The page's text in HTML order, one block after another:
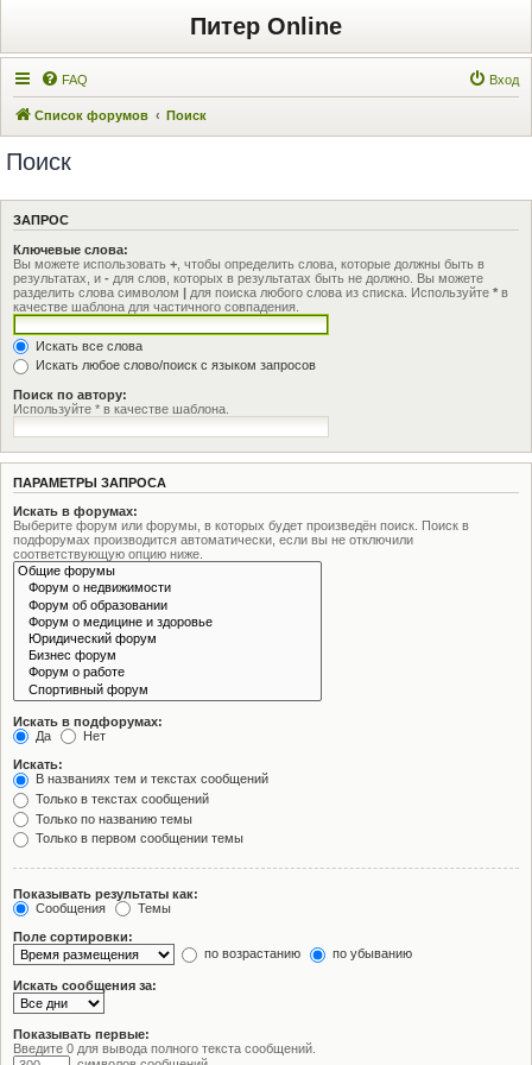
Питер Online
FAQ Вход
Список форумов Поиск
Поиск
ЗАПРОС
Ключевые слова:
Вы можете использовать + , чтобы определить слова, которые должны быть в
результатах, и - для слов, которых в результатах быть не должно. Вы можете
разделить слова символом | для поиска любого слова из списка. Используйте * в
качестве шаблона для частичного совпадения.
Искать все слова
Искать любое слово/поиск с языком запросов
Поиск по автору:
Используйте * в качестве шаблона.
ПАРАМЕТРЫ ЗАПРОСА
Искать в форумах:
Выберите форум или форумы, в которых будет произведён поиск. Поиск в
подфорумах производится автоматически, если вы не отключили
соответствующую опцию ниже.
Искать в подфорумах:
Да
Нет
Искать:
В названиях тем и текстах сообщений
Только в текстах сообщений
Только по названию темы
Только в первом сообщении темы
Показывать результаты как:
Сообщения
Темы
Поле сортировки:
по возрастанию
по убыванию
Искать сообщения за:
Показывать первые:
Введите 0 для вывода полного текста сообщений.